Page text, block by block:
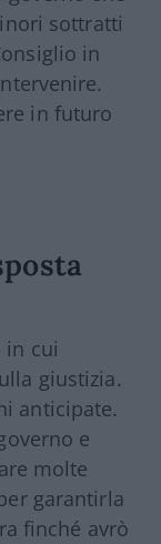
sottratti
in
in futuro
in cui
giustizia.
anticipate.
e
molte
garantirla
finché avrò